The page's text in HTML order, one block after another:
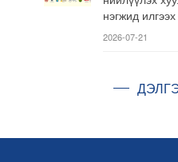
нэгжид
2026-07-21